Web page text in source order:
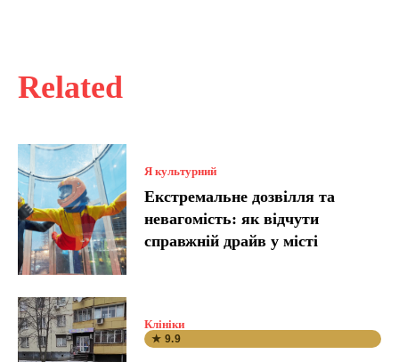
Related
Я культурний
Екстремальне дозвілля та
невагомість: як відчути
справжній драйв у місті
Клініки
★ 9.9